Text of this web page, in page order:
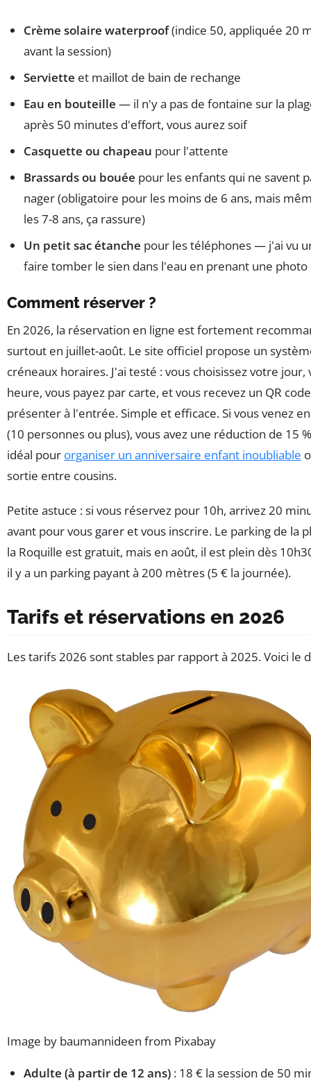
Crème solaire waterproof(indice 50, appliquée 20
avant la session)
Serviette et maillot de bain de rechange
Eau en bouteille — il n'y a pas de fontaine sur la
après 50 minutes d'effort, vous aurez soif
Casquette ou chapeau pour l'attente
Brassards ou bouée pour les enfants qui ne savent
nager (obligatoire pour les moins de 6 ans, mais
les 7-8 ans, ça rassure)
Un petit sac étanche pour les téléphones — j'ai vu
faire tomber le sien dans l'eau en prenant une photo
Comment réserver ?
En 2026, la réservation en ligne est fortement
surtout en juillet-août. Le site officiel propose un
créneaux horaires. J'ai testé : vous choisissez votre jour,
heure, vous payez par carte, et vous recevez un QR
présenter à l'entrée. Simple et efficace. Si vous venez
(10 personnes ou plus), vous avez une réduction de 15
idéal pour organiser un anniversaire enfant inoubliable
sortie entre cousins.
Petite astuce : si vous réservez pour 10h, arrivez 20
avant pour vous garer et vous inscrire. Le parking de la
la Roquille est gratuit, mais en août, il est plein dès
il y a un parking payant à 200 mètres (5 € la journée).
Tarifs et réservations en 2026
Les tarifs 2026 sont stables par rapport à 2025. Voici le
Image by baumannideen from Pixabay
Adulte (à partir de 12 ans) : 18 € la session de 50